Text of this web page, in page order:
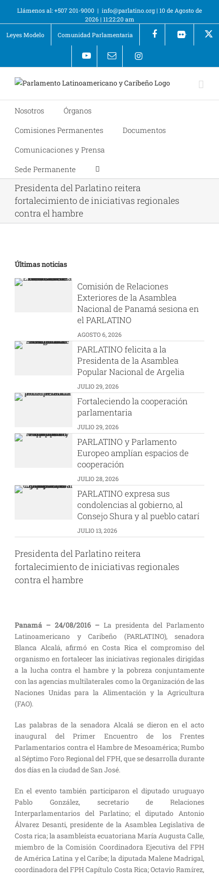
Llámenos al: +507 201-9000 | info@parlatino.org| 10 de Agosto de
2026 | 11:22:20 am
Leyes Modelo
Comunidad Parlamentaria +
Nosotros
Órganos
Comisiones Permanentes
Documentos
Comunicaciones y Prensa
Sede Permanente
Presidenta del Parlatino reitera
fortalecimiento de iniciativas regionales
contra el hambre
Últimas noticias
Comisión de Relaciones
Exteriores de la Asamblea
Nacional de Panamá sesiona en
el PARLATINO
AGOSTO 6, 2026
PARLATINO felicita a la
Presidenta de la Asamblea
Popular Nacional de Argelia
JULIO 29, 2026
Fortaleciendo la cooperación
parlamentaria
JULIO 29, 2026
PARLATINO y Parlamento
Europeo amplían espacios de
cooperación
JULIO 28, 2026
PARLATINO expresa sus
condolencias al gobierno, al
Consejo Shura y al pueblo catarí
JULIO 13, 2026
Presidenta del Parlatino reitera
fortalecimiento de iniciativas regionales
contra el hambre
Panamá – 24/08/2016 – La presidenta del Parlamento
Latinoamericano y Caribeño (PARLATINO), senadora
Blanca Alcalá, afirmó en Costa Rica el compromiso del
organismo en fortalecer las iniciativas regionales dirigidas
a la lucha contra el hambre y la pobreza conjuntamente
con las agencias multilaterales como la Organización de las
Naciones Unidas para la Alimentación y la Agricultura
(FAO).
Las palabras de la senadora Alcalá se dieron en el acto
inaugural del Primer Encuentro de los Frentes
Parlamentarios contra el Hambre de Mesoamérica; Rumbo
al Séptimo Foro Regional del FPH, que se desarrolla durante
dos días en la ciudad de San José.
En el evento también participaron el diputado uruguayo
Pablo González, secretario de Relaciones
Interparlamentarios del Parlatino; el diputado Antonio
Álvarez Desanti, presidente de la Asamblea Legislativa de
Costa rica; la asambleísta ecuatoriana María Augusta Calle,
miembro de la Comisión Coordinadora Ejecutiva del FPH
de América Latina y el Caribe; la diputada Malene Madrigal,
coordinadora del FPH Capítulo Costa Rica; Octavio Ramírez,